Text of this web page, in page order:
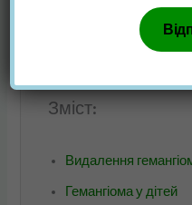
способів його лікування,
відповіді, які ми отримали
Зміст:
Видалення
Гемангіома у дітей